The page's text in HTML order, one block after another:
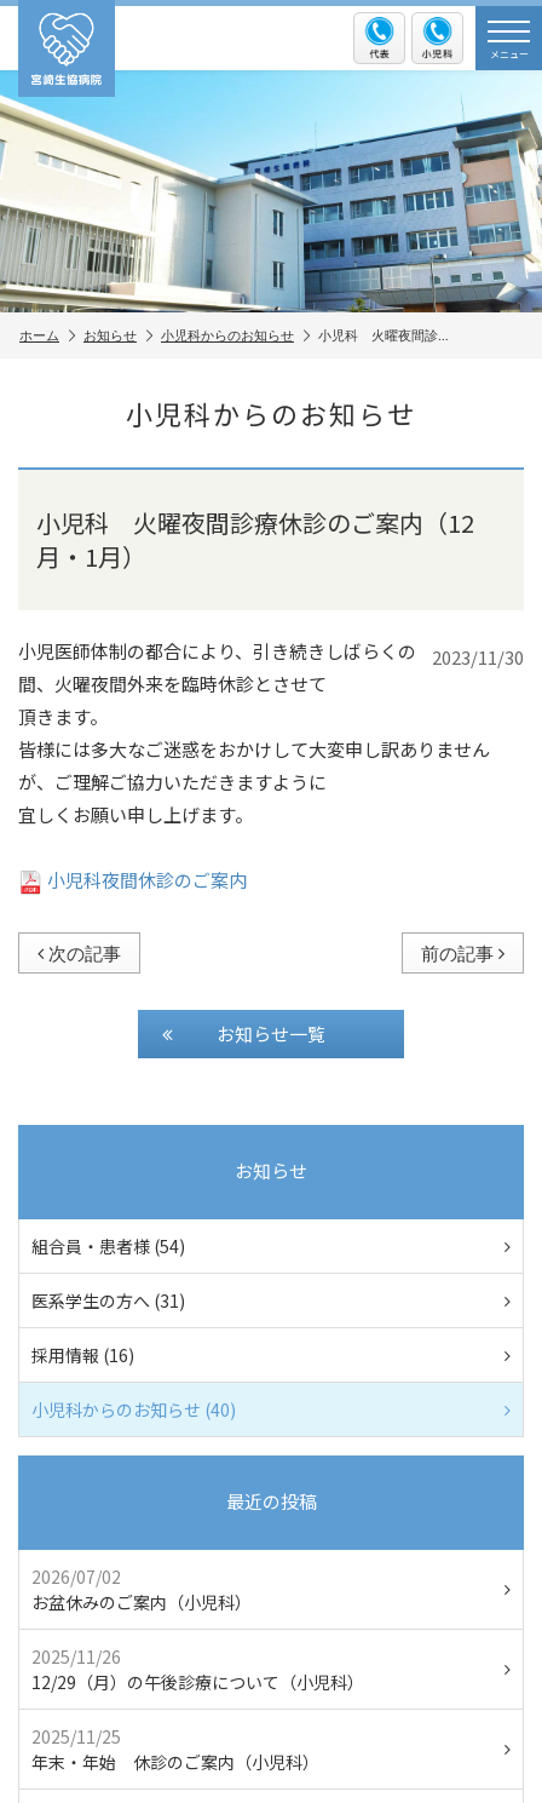
メニュー
ホーム お知らせ 小児科からのお知らせ 小児科 火曜夜間診…
小児科からのお知らせ
小児科 火曜夜間診療休診のご案内（12
月・1月）
2023/11/30
小児医師体制の都合により、引き続きしばらくの
間、火曜夜間外来を臨時休診とさせて
頂きます。
皆様には多大なご迷惑をおかけして大変申し訳ありません
が、ご理解ご協力いただきますように
宜しくお願い申し上げます。
小児科夜間休診のご案内
次の記事 前の記事
お知らせ一覧
お知らせ
組合員・患者様 (54)
医系学生の方へ (31)
採用情報 (16)
小児科からのお知らせ (40)
最近の投稿
2026/07/02
お盆休みのご案内（小児科）
2025/11/26
12/29（月）の午後診療について（小児科）
2025/11/25
年末・年始 休診のご案内（小児科）